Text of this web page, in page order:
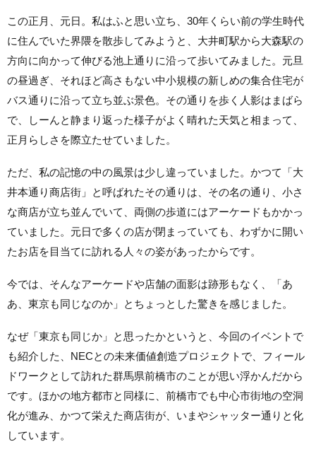
この正月、元日。私はふと思い立ち、30年くらい前の学生時代
に住んでいた界隈を散歩してみようと、大井町駅から大森駅の
方向に向かって伸びる池上通りに沿って歩いてみました。元旦
の昼過ぎ、それほど高さもない中小規模の新しめの集合住宅が
バス通りに沿って立ち並ぶ景色。その通りを歩く人影はまばら
で、しーんと静まり返った様子がよく晴れた天気と相まって、
正月らしさを際立たせていました。
ただ、私の記憶の中の風景は少し違っていました。かつて「大
井本通り商店街」と呼ばれたその通りは、その名の通り、小さ
な商店が立ち並んでいて、両側の歩道にはアーケードもかかっ
ていました。元日で多くの店が閉まっていても、わずかに開い
たお店を目当てに訪れる人々の姿があったからです。
今では、そんなアーケードや店舗の面影は跡形もなく、「あ
あ、東京も同じなのか」とちょっとした驚きを感じました。
なぜ「東京も同じか」と思ったかというと、今回のイベントで
も紹介した、NECとの未来価値創造プロジェクトで、フィール
ドワークとして訪れた群馬県前橋市のことが思い浮かんだから
です。ほかの地方都市と同様に、前橋市でも中心市街地の空洞
化が進み、かつて栄えた商店街が、いまやシャッター通りと化
しています。